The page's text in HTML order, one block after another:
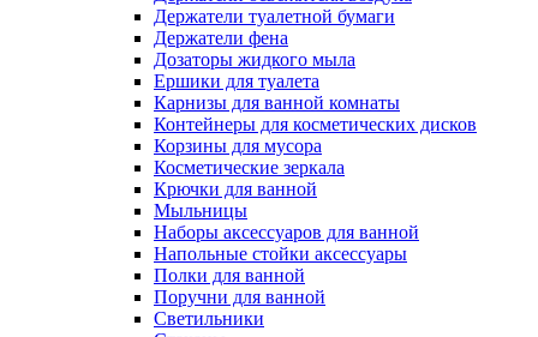
Держатели туалетной бумаги
Держатели фена
Дозаторы жидкого мыла
Ершики для туалета
Карнизы для ванной комнаты
Контейнеры для косметических дисков
Корзины для мусора
Косметические зеркала
Крючки для ванной
Мыльницы
Наборы аксессуаров для ванной
Напольные стойки аксессуары
Полки для ванной
Поручни для ванной
Светильники